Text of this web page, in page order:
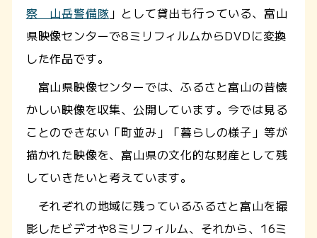
察 山岳警備隊 」として貸出も行っている、富山
県映像センターで8ミリフィルムからDVDに変換
した作品です。
富山県映像センターでは、ふるさと富山の昔懐
かしい映像を収集、公開しています。今では見る
ことのできない「町並み」「暮らしの様子」等が
描かれた映像を、富山県の文化的な財産として残
していきたいと考えています。
それぞれの地域に残っているふるさと富山を撮
影したビデオや8ミリフィルム、それから、16ミ